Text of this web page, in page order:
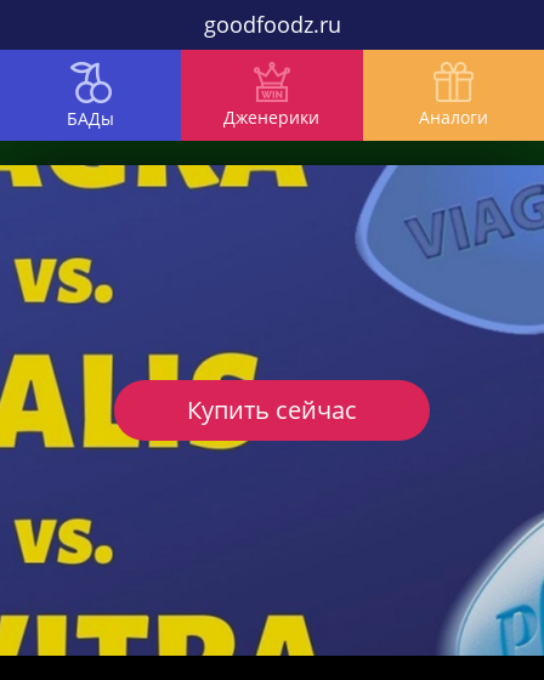
goodfoodz.ru
БАДы Дженерики Аналоги
Купить сейчас